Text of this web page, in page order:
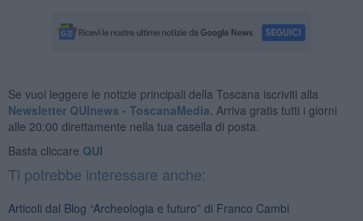
Se vuoi leggere le notizie principali della Toscana iscriviti alla
Newsletter QUInews - ToscanaMedia. Arriva gratis tutti i giorni
alle 20:00 direttamente nella tua casella di posta.
Basta cliccare QUI
Ti potrebbe interessare anche:
Articoli dal Blog “Archeologia e futuro” di Franco Cambi